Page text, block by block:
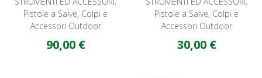
Pistole a Salve, Colpi e
Accessori Outdoor
90,00 €
Pistole a Salve, Colpi e
Accessori Outdoor
30,00 €